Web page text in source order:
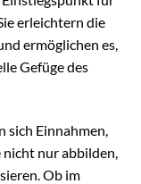
erleichtern die
ermöglichen es,
Gefüge des
sich Einnahmen,
nur abbilden,
Ob im